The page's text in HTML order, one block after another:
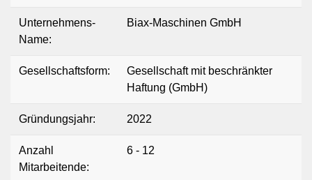
Ein weiterer Produktbereich, den wir vertreiben, ist die
Marke EFA meat processing power.
angetriebene Fleischereimaschinen für den
Durch die enge Zusammenarbeit mit unserem Mutterhaus
und revidiert.
Unternehmens-
Name:
Biax-Maschinen GmbH
Gesellschaftsform:
Gesellschaft mit beschränkter
Haftung (GmbH)
Gründungsjahr: 2022
Anzahl
Mitarbeitende:
6 - 12